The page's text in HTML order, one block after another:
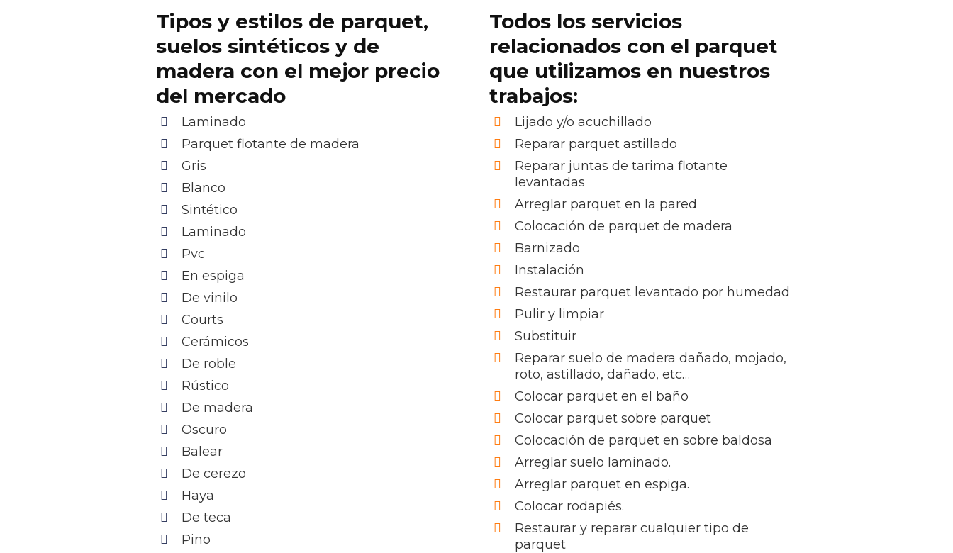
Tipos y estilos de parquet,
suelos sintéticos y de
madera con el mejor precio
del mercado
Laminado
Parquet flotante de madera
Gris
Blanco
Sintético
Laminado
Pvc
En espiga
De vinilo
Courts
Cerámicos
De roble
Rústico
De madera
Oscuro
Balear
De cerezo
Haya
De teca
Pino
Todos los servicios
relacionados con el parquet
que utilizamos en nuestros
trabajos:
Lijado y/o acuchillado
Reparar parquet astillado
Reparar juntas de tarima flotante
levantadas
Arreglar parquet en la pared
Colocación de parquet de madera
Barnizado
Instalación
Restaurar parquet levantado por humedad
Pulir y limpiar
Substituir
Reparar suelo de madera dañado, mojado,
roto, astillado, dañado, etc…
Colocar parquet en el baño
Colocar parquet sobre parquet
Colocación de parquet en sobre baldosa
Arreglar suelo laminado.
Arreglar parquet en espiga.
Colocar rodapiés.
Restaurar y reparar cualquier tipo de
parquet